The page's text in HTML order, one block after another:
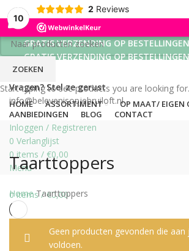
10
2 Reviews
GRATIS VERZENDING OP
GRATIS VERZENDING OP
GRATIS VERZENDING OP
Vragen? Stel ze gerust
info@belevenisopjebruiloft.nl
Inloggen / Registreren
0 Verlanglijst
0items / €0,00
Menu
0items / €0,00
HOME ASSORTIMENT
OP MAAT/ EIGEN
AANBIEDINGEN
BLOG CONTACT
Taarttoppers
HomeTaarttoppers
Geen producten gevonden die aan
voldoen.
ZOEKEN
Start typing to see products you are looking for.